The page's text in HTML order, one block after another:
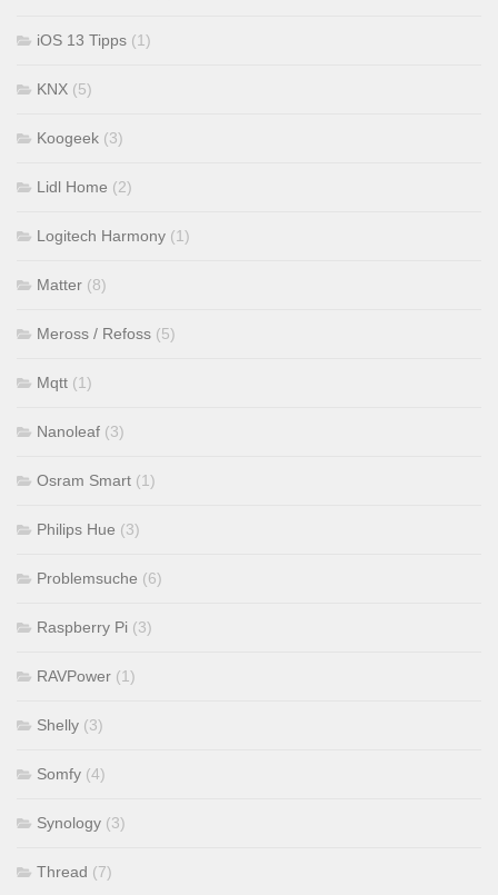
iOS 13 Tipps (1)
KNX (5)
Koogeek (3)
Lidl Home (2)
Logitech Harmony (1)
Matter (8)
Meross / Refoss (5)
Mqtt (1)
Nanoleaf (3)
Osram Smart (1)
Philips Hue (3)
Problemsuche (6)
Raspberry Pi (3)
RAVPower (1)
Shelly (3)
Somfy (4)
Synology (3)
Thread (7)